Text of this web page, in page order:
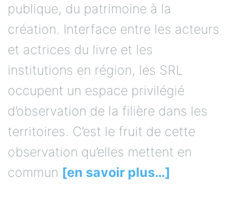
publique, du patrimoine à la
création. Interface entre les acteurs
et actrices du livre et les
institutions en région, les SRL
occupent un espace privilégié
d’observation de la filière dans les
territoires. C’est le fruit de cette
observation qu’elles mettent en
commun [en savoir plus…]